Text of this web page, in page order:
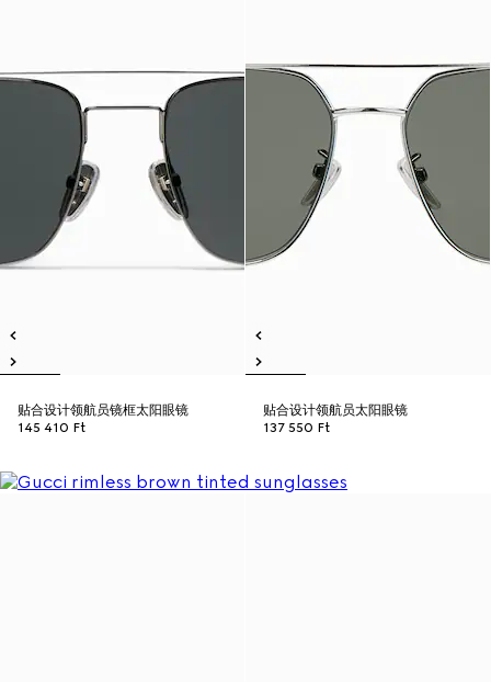
贴合设计领航员镜框太阳眼镜
145 410 Ft
贴合设计领航员太阳眼镜
137 550 Ft